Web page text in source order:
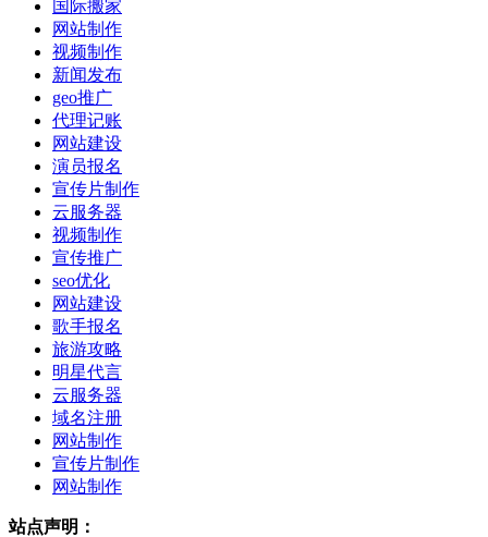
国际搬家
网站制作
视频制作
新闻发布
geo推广
代理记账
网站建设
演员报名
宣传片制作
云服务器
视频制作
宣传推广
seo优化
网站建设
歌手报名
旅游攻略
明星代言
云服务器
域名注册
网站制作
宣传片制作
网站制作
站点声明：